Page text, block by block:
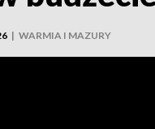
| WARMIA I MAZURY